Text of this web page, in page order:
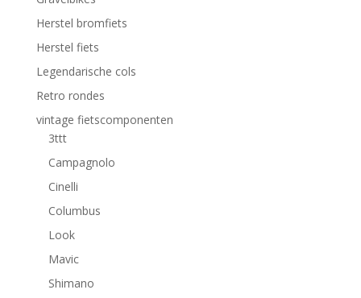
Herstel bromfiets
Herstel fiets
Legendarische cols
Retro rondes
vintage fietscomponenten
3ttt
Campagnolo
Cinelli
Columbus
Look
Mavic
Shimano